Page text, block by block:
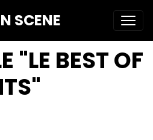
SCENE
"LE BEST OF